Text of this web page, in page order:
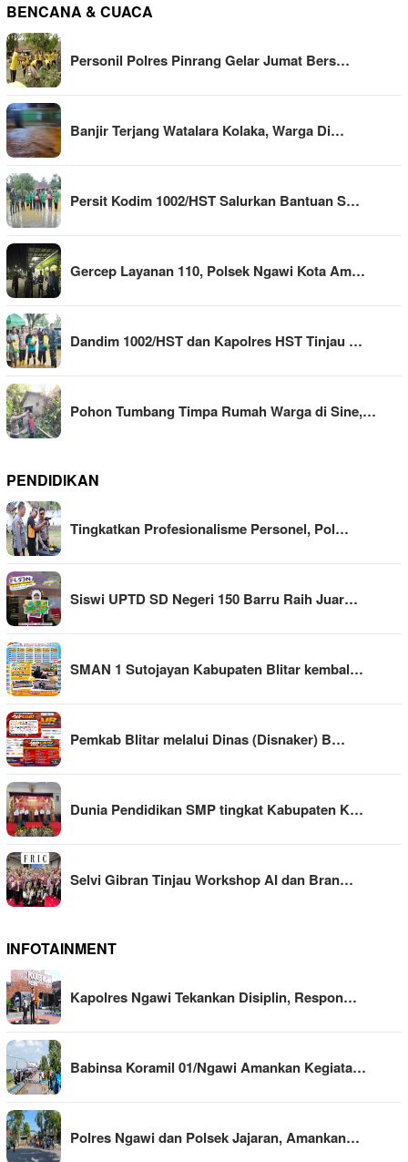
BENCANA & CUACA
Personil Polres Pinrang Gelar Jumat Bers…
Banjir Terjang Watalara Kolaka, Warga Di…
Persit Kodim 1002/HST Salurkan Bantuan S…
Gercep Layanan 110, Polsek Ngawi Kota Am…
Dandim 1002/HST dan Kapolres HST Tinjau …
Pohon Tumbang Timpa Rumah Warga di Sine,…
PENDIDIKAN
Tingkatkan Profesionalisme Personel, Pol…
Siswi UPTD SD Negeri 150 Barru Raih Juar…
SMAN 1 Sutojayan Kabupaten Blitar kembal…
Pemkab Blitar melalui Dinas (Disnaker) B…
Dunia Pendidikan SMP tingkat Kabupaten K…
Selvi Gibran Tinjau Workshop AI dan Bran…
INFOTAINMENT
Kapolres Ngawi Tekankan Disiplin, Respon…
Babinsa Koramil 01/Ngawi Amankan Kegiata…
Polres Ngawi dan Polsek Jajaran, Amankan…